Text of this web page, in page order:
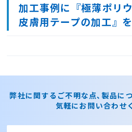
加工事例に『極薄ポリ
皮膚用テープの加工』
弊社に関するご不明な点､製品に
気軽にお問い合わせ